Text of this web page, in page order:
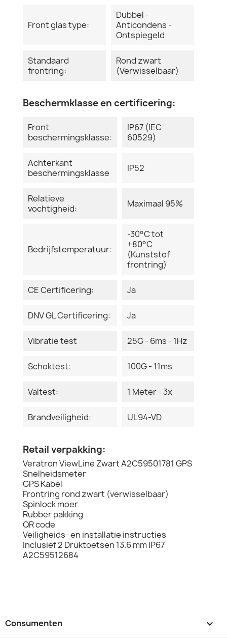
Front glas type:
Dubbel -
Anticondens -
Ontspiegeld
Standaard
frontring:
Rond zwart
(Verwisselbaar)
Beschermklasse en certificering:
Front
beschermingsklasse:
IP67 (IEC
60529)
Achterkant
beschermingsklasse
IP52
Relatieve
vochtigheid:
Maximaal 95%
Bedrijfstemperatuur:
-30°C tot
+80°C
(Kunststof
frontring)
CE Certificering: Ja
DNV GL Certificering: Ja
Vibratie test 25G - 6ms - 1Hz
Schoktest: 100G - 11ms
Valtest: 1 Meter - 3x
Brandveiligheid: UL94-VD
Retail verpakking:
Veratron ViewLine Zwart A2C59501781 GPS
Snelheidsmeter
GPS Kabel
Frontring rond zwart (verwisselbaar)
Spinlock moer
Rubber pakking
QR code
Veiligheids- en installatie instructies
Inclusief 2 Druktoetsen 13.6 mm IP67
A2C59512684
Consumenten 